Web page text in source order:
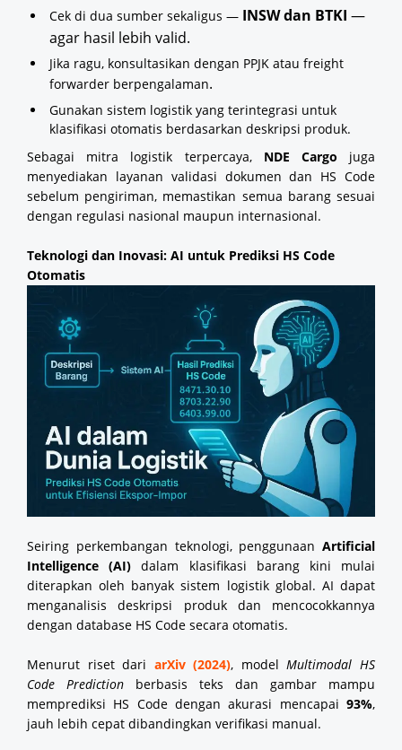
Cek di dua sumber sekaligus — INSW dan BTKI —
agar hasil lebih valid.
Jika ragu, konsultasikan dengan PPJK atau freight
forwarder berpengalaman.
Gunakan sistem logistik yang terintegrasi untuk
klasifikasi otomatis berdasarkan deskripsi produk.
Sebagai mitra logistik terpercaya, NDE Cargo juga
menyediakan layanan validasi dokumen dan HS Code
sebelum pengiriman, memastikan semua barang sesuai
dengan regulasi nasional maupun internasional.
Teknologi dan Inovasi: AI untuk Prediksi HS Code
Otomatis
Seiring perkembangan teknologi, penggunaan Artificial
Intelligence (AI) dalam klasifikasi barang kini mulai
diterapkan oleh banyak sistem logistik global. AI dapat
menganalisis deskripsi produk dan mencocokkannya
dengan database HS Code secara otomatis.
Menurut riset dari arXiv (2024), modelMultimodal HS
Code Prediction berbasis teks dan gambar mampu
memprediksi HS Code dengan akurasi mencapai 93%,
jauh lebih cepat dibandingkan verifikasi manual.